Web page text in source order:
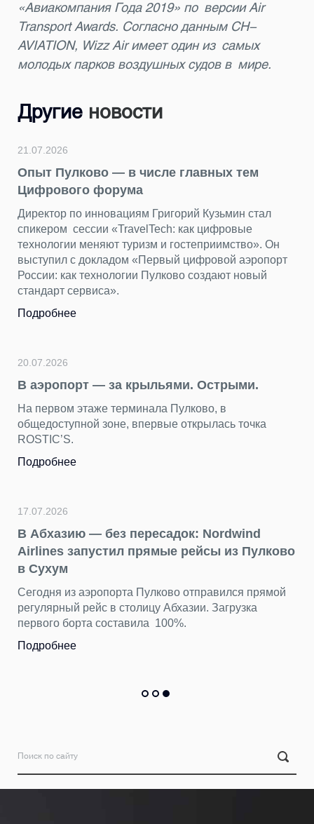
«Авиакомпания Года 2019» по версии Air
Transport Awards. Согласно данным CH-
AVIATION, Wizz Air имеет один из самых
молодых парков воздушных судов в мире.
Другие новости
21.07.2026
Опыт Пулково — в числе главных тем
Цифрового форума
Директор по инновациям Григорий Кузьмин стал
спикером сессии «TravelTech: как цифровые
технологии меняют туризм и гостеприимство». Он
выступил с докладом «Первый цифровой аэропорт
России: как технологии Пулково создают новый
стандарт сервиса».
Подробнее
20.07.2026
В аэропорт — за крыльями. Острыми.
На первом этаже терминала Пулково, в
общедоступной зоне, впервые открылась точка
ROSTIC’S.
Подробнее
17.07.2026
В Абхазию — без пересадок: Nordwind
Airlines запустил прямые рейсы из Пулково
в Сухум
Сегодня из аэропорта Пулково отправился прямой
регулярный рейс в столицу Абхазии. Загрузка
первого борта составила 100%.
Подробнее